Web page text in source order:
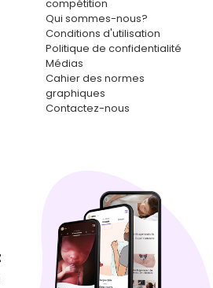
compétition
Qui sommes-nous?
Conditions d'utilisation
Politique de confidentialité
Médias
Cahier des normes
graphiques
Contactez-nous